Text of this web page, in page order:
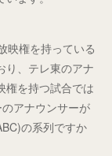
映権を持っている
り、テレ東のアナ
権を持つ試合では
アナウンサーが
の系列ですか